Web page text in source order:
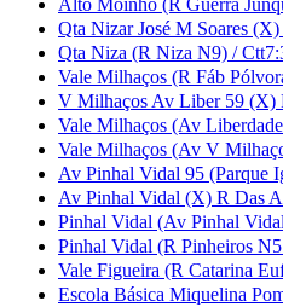
Alto Moinho (R Guerra
Qta Nizar José M Soares
Qta Niza (R Niza N9) / Ctt
Vale Milhaços (R Fáb
V Milhaços Av Liber 59 (X)
Vale Milhaços (Av
Vale Milhaços (Av V
Av Pinhal Vidal 95 (Parque
Av Pinhal Vidal (X) R Das
Pinhal Vidal (Av Pinhal
Pinhal Vidal (R Pinheiros
Vale Figueira (R Catarina
Escola Básica Miquelina